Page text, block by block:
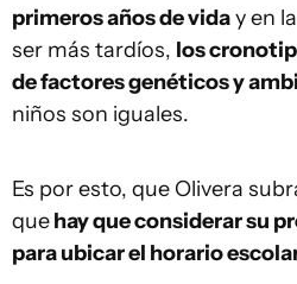
primeros años de viday en
ser más tardíos, los
de factores genéticos y
niños son iguales.
Es por esto, que Olivera
quehay que considerar su
para ubicar el horario